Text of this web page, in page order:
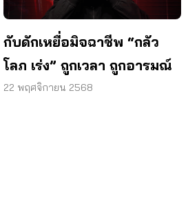
กับดักเหยื่อมิจฉาชีพ “กลัว
โลภ เร่ง” ถูกเวลา ถูกอารมณ์
22 พฤศจิกายน 2568